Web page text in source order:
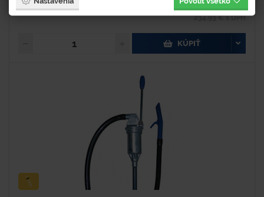
191 €
234,93 € s DPH
KÚPIŤ